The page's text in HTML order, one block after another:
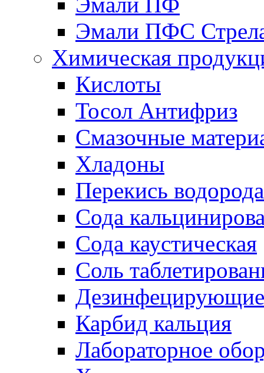
Эмали ПФС
Химическая
Кислоты
Тосол Антифриз
Смазочные
Хладоны
Перекись водорода
Сода
Сода каустическая
Соль
Дезинфецирующие
Карбид кальция
Лабораторное